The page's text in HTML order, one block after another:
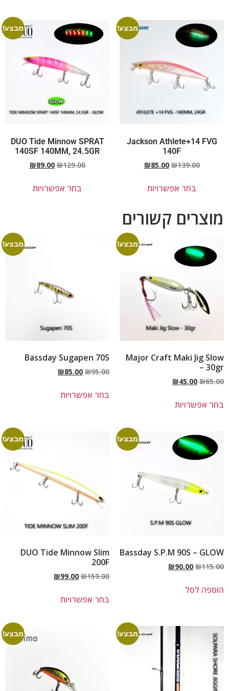
מבצע!
Jackson Athlete+14 FVG
140F
₪139.00
₪85.00
בחר אפשרויות
מבצע!
DUO Tide Minnow SPRAT
140SF 140MM, 24.5GR
₪129.00
₪89.00
בחר אפשרויות
מוצרים קשורים
מבצע!
Major Craft Maki Jig Slow
– 30gr
₪65.00
₪45.00
בחר אפשרויות
מבצע!
Bassday Sugapen 70S
₪95.00
₪85.00
בחר אפשרויות
מבצע!
Bassday S.P.M 90S – GLOW
₪115.00
₪90.00
הוספה לסל
מבצע!
DUO Tide Minnow Slim
200F
₪159.00
₪99.00
בחר אפשרויות
מבצע! מבצע!